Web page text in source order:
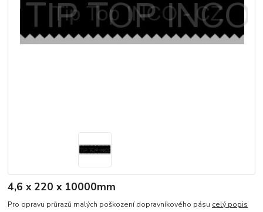
4,6 x 220 x 10000mm
Pro opravu průrazů malých poškození dopravníkového pásu celý popis